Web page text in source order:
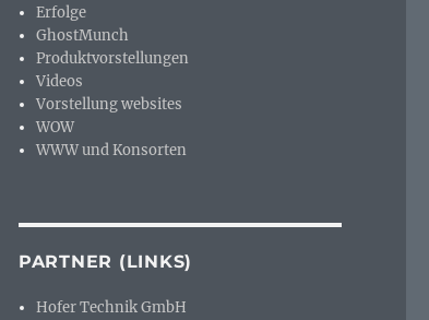
Erfolge
GhostMunch
Produktvorstellungen
Videos
Vorstellung websites
WOW
WWW und Konsorten
PARTNER (LINKS)
Hofer Technik GmbH